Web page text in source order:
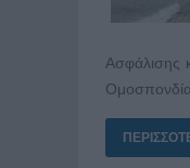
Ασφάλισης